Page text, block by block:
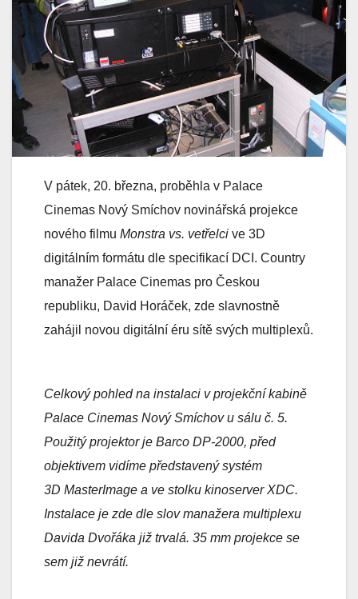
V pátek, 20. března, proběhla v Palace
Cinemas Nový Smíchov novinářská projekce
nového filmu Monstra vs. vetřelci ve 3D
digitálním formátu dle specifikací DCI. Country
manažer Palace Cinemas pro Českou
republiku, David Horáček, zde slavnostně
zahájil novou digitální éru sítě svých multiplexů.
Celkový pohled na instalaci v projekční kabině
Palace Cinemas Nový Smíchov u sálu č. 5.
Použitý projektor je Barco DP-2000, před
objektivem vidíme představený systém
3D MasterImage a ve stolku kinoserver XDC.
Instalace je zde dle slov manažera multiplexu
Davida Dvořáka již trvalá. 35 mm projekce se
sem již nevrátí.